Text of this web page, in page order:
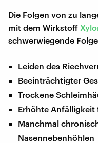
Die Folgen von zu
mit dem Wirkstoff
schwerwiegende
Leiden des
Beeinträchtigter
Trockene
Erhöhte Anfälligkeit
Manchmal
Nasennebenhöhlen